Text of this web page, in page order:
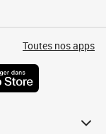
Toutes nos apps